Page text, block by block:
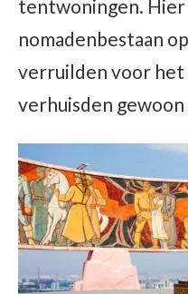
tentwoningen. Hier
nomadenbestaan
verruilden voor het
verhuisden gewoon